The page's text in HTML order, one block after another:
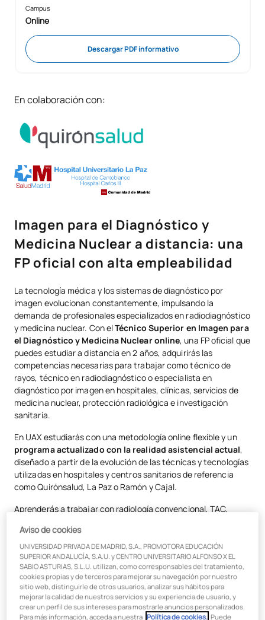
Campus
Online
Descargar PDF informativo
En colaboración con:
Imagen para el Diagnóstico y
Medicina Nuclear a distancia: una
FP oficial con alta empleabilidad
La tecnología médica y los sistemas de diagnóstico por
imagen evolucionan constantemente, impulsando la
demanda de profesionales especializados en radiodiagnóstico
y medicina nuclear. Con elTécnico Superior en Imagen para
el Diagnóstico y Medicina Nuclear online, una FP oficial que
puedes estudiar a distancia en 2 años, adquirirás las
competencias necesarias para trabajar como técnico de
rayos, técnico en radiodiagnóstico o especialista en
diagnóstico por imagen en hospitales, clínicas, servicios de
medicina nuclear, protección radiológica e investigación
sanitaria.
En UAX estudiarás con una metodología online flexible y un
programa actualizado con la realidad asistencial actual,
diseñado a partir de la evolución de las técnicas y tecnologías
utilizadas en hospitales y centros sanitarios de referencia
como Quirónsalud, La Paz o Ramón y Cajal.
Aprenderás a trabajar con radiología convencional, TAC,
radiofarmacia y protección radiológica,
perfil altamente demandado en el sector sanitario.
¿Qué vas a aprender?
Técnicas de imagen médica:radiología simple y especial,
TAC, ecografía, resonancia magnética, medicina nuclear y
Aviso de cookies
UNIVERSIDAD PRIVADA DE MADRID, S.A., PROMOTORA EDUCACIÓN
SUPERIOR ANDALUCÍA, S.A.U. y CENTRO UNIVERSITARIO ALFONSO X EL
SABIO ASTURIAS, S.L.U. utilizan, como corresponsables del tratamiento,
cookies propias y de terceros para mejorar su navegación por nuestro
sitio web, distinguirle de otros usuarios, analizar sus hábitos para
mejorar la calidad de nuestros servicios y su experiencia de usuario, y
crear un perfil de sus intereses para mostrarle anuncios personalizados.
Para más información, acceda a nuestra Política de cookies. . Puede